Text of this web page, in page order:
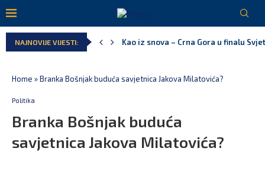
NAJNOVIJE VIJESTI:
Kao iz snova – Crna Gora u finalu
Pejak: Hoće li Milan Knežević i
Home »Branka Bošnjak buduća savjetnica Jakova Milatovića?
Politika
Branka Bošnjak buduća
savjetnica Jakova Milatovića?